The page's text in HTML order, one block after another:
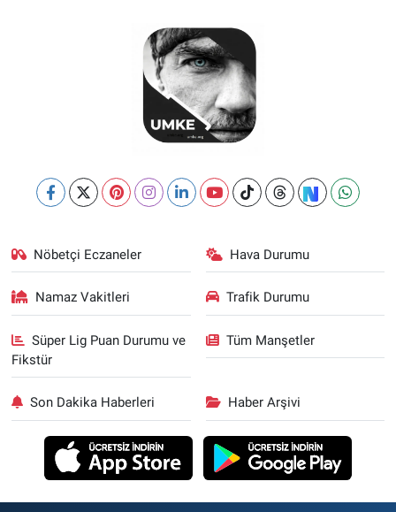
Nöbetçi Eczaneler Hava Durumu
Namaz Vakitleri Trafik Durumu
Süper Lig Puan Durumu ve
Fikstür
Tüm Manşetler
Son Dakika Haberleri Haber Arşivi